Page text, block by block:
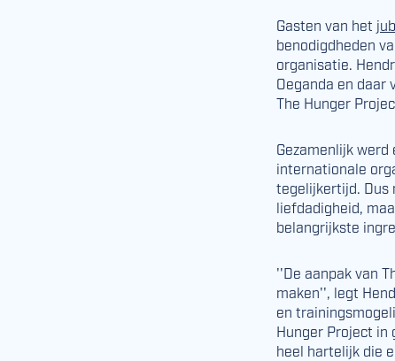
Gasten van het
benodigdheden
organisatie.
Oeganda en daar
The Hunger
Gezamenlijk
internationale
tegelijkertijd. Dus
liefdadigheid,
belangrijkste
''De aanpak van
maken'', legt
en
Hunger Project in
heel hartelijk die